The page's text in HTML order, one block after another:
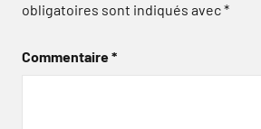
obligatoires sont indiqués avec*
Commentaire*